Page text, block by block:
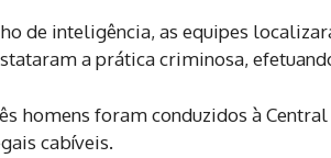
de inteligência, as equipes
a prática criminosa,
homens foram conduzidos à
cabíveis.